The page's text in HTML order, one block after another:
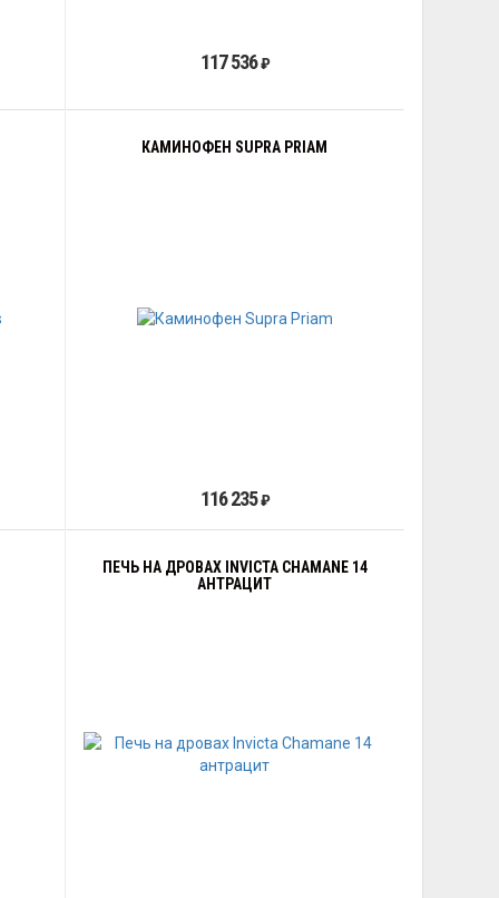
117 536₽
КАМИНОФЕН SUPRA PRIAM
116 235₽
ПЕЧЬ НА ДРОВАХ INVICTA CHAMANE 14
АНТРАЦИТ